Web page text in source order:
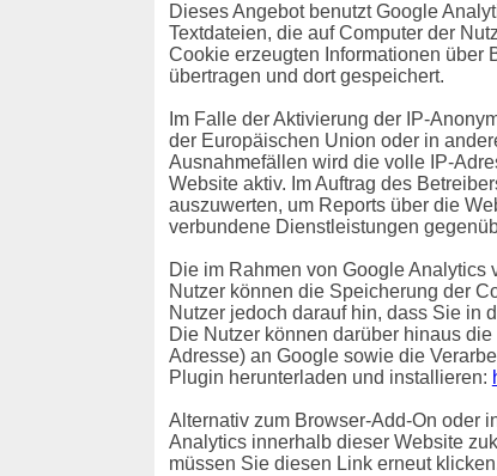
Dieses Angebot benutzt Google
Textdateien, die auf Computer der
Cookie erzeugten Informationen über
übertragen und dort gespeichert.
Im Falle der Aktivierung der IP-
der Europäischen Union oder in
Ausnahmefällen wird die volle IP-
Website aktiv. Im Auftrag des
auszuwerten, um Reports über die
verbundene Dienstleistungen
Die im Rahmen von Google Analytics
Nutzer können die Speicherung der
Nutzer jedoch darauf hin, dass Sie in
Die Nutzer können darüber hinaus
Adresse) an Google sowie die
Plugin herunterladen und installieren:
Alternativ zum Browser-Add-On oder
Analytics innerhalb dieser Website
müssen Sie diesen Link erneut